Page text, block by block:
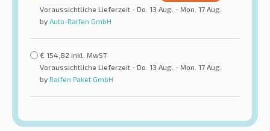
Voraussichtliche Lieferzeit - Do. 13 Aug. - Mon. 17 Aug.
by Auto-Raifen GmbH
€ 154,82 inkl. MwST
Voraussichtliche Lieferzeit - Do. 13 Aug. - Mon. 17 Aug.
by Raifen Paket GmbH